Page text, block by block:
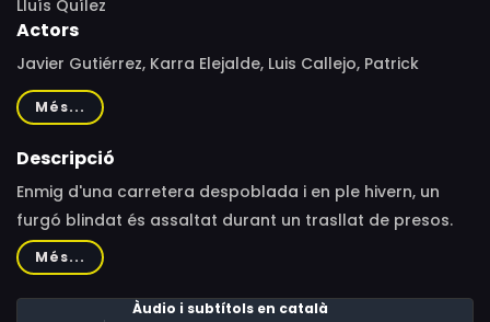
Lluís Quílez
Actors
Javier Gutiérrez, Karra Elejalde, Luis Callejo, Patrick
Criado, Andrés Gertrúdix, Isak Férriz, Miquel Gelabert,
Florin Opritescu, Édgar Vittorino, Àlex Monner, Carla
Chiorazzo, Sebastián Haro, Eva Manjón, Ángel Solo, Marc
Cardona
Més...
Descripció
Enmig d'una carretera despoblada i en ple hivern, un
furgó blindat és assaltat durant un trasllat de presos.
Algú busca un dels reclusos i no pararà fins a alliberar-
lo, però el pla canvia de rumb quan el Martín, el
conductor del furgó, aconsegueix atrinxerar-se dins del
Més...
Àudio i subtítols en català